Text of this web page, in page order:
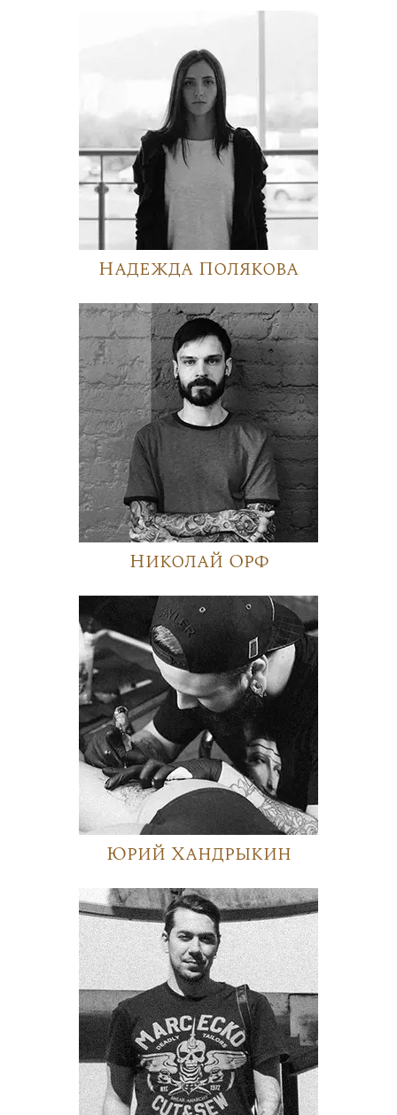
Надежда Полякова
Николай Орф
Юрий Хандрыкин